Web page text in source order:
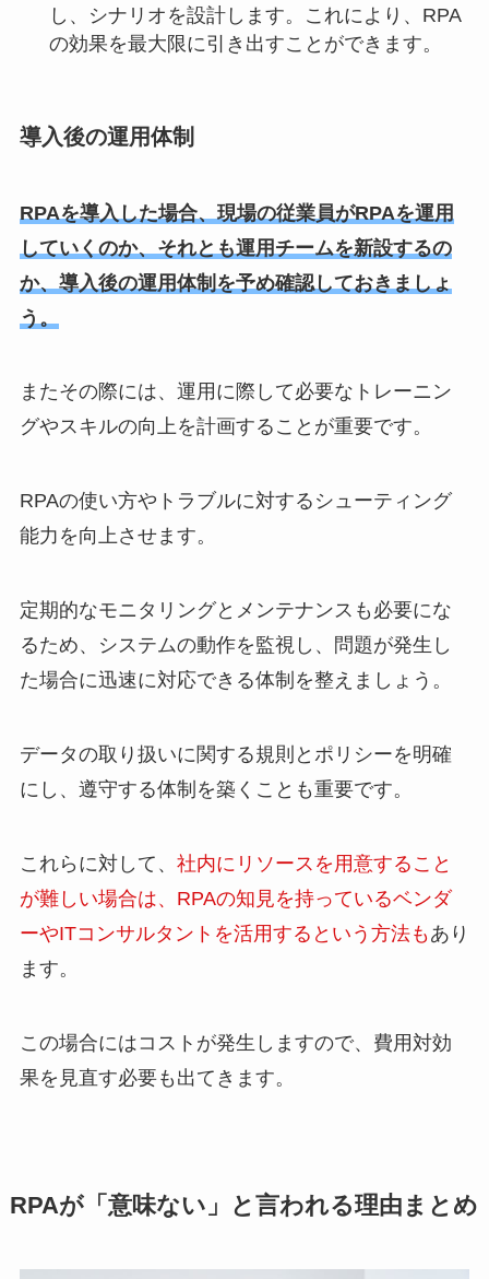
し、シナリオを設計します。これにより、RPA
の効果を最大限に引き出すことができます。
導入後の運用体制
RPAを導入した場合、現場の従業員がRPAを運用
していくのか、それとも運用チームを新設するの
か、導入後の運用体制を予め確認しておきましょ
う。
またその際には、運用に際して必要なトレーニン
グやスキルの向上を計画することが重要です。
RPAの使い方やトラブルに対するシューティング
能力を向上させます。
定期的なモニタリングとメンテナンスも必要にな
るため、システムの動作を監視し、問題が発生し
た場合に迅速に対応できる体制を整えましょう。
データの取り扱いに関する規則とポリシーを明確
にし、遵守する体制を築くことも重要です。
これらに対して、 社内にリソースを用意すること
が難しい場合は、RPAの知見を持っているベンダ
ーやITコンサルタントを活用するという方法も あり
ます。
この場合にはコストが発生しますので、費用対効
果を見直す必要も出てきます。
RPAが「意味ない」と言われる理由まとめ